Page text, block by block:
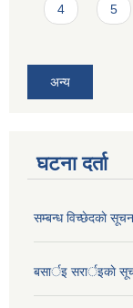
4 5
अन्य
घटना दर्ता
सम्बन्ध विच्छेदकाे
बसार्इ सरार्इकाे